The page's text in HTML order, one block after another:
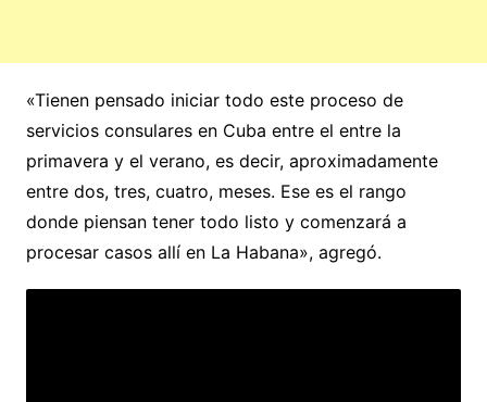
«Tienen pensado iniciar todo este proceso de
servicios consulares en Cuba entre el entre la
primavera y el verano, es decir, aproximadamente
entre dos, tres, cuatro, meses. Ese es el rango
donde piensan tener todo listo y comenzará a
procesar casos allí en La Habana», agregó.